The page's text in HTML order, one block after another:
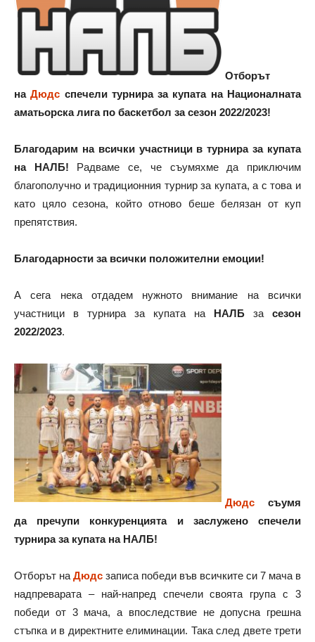
Отборът
наДюдс спечели турнира за купата на Националната
аматьорска лига по баскетбол за сезон 2022/2023!
Благодарим на всички участници в турнира за купата
на НАЛБ! Радваме се, че съумяхме да приключим
благополучно и традиционния турнир за купата, а с това и
като цяло сезона, който отново беше белязан от куп
препятствия.
Благодарности за всички положителни емоции!
А сега нека отдадем нужното внимание на всички
участници в турнира за купата на
НАЛБ за сезон
2022/2023.
Дюдс съумя
да пречупи конкуренцията и заслужено спечели
турнира за купата на НАЛБ!
Отборът на Дюдс записа победи във всичките си 7 мача в
надпреварата – най-напред спечели своята група с 3
победи от 3 мача, а впоследствие не допусна грешна
стъпка и в директните елиминации. Така след двете трети